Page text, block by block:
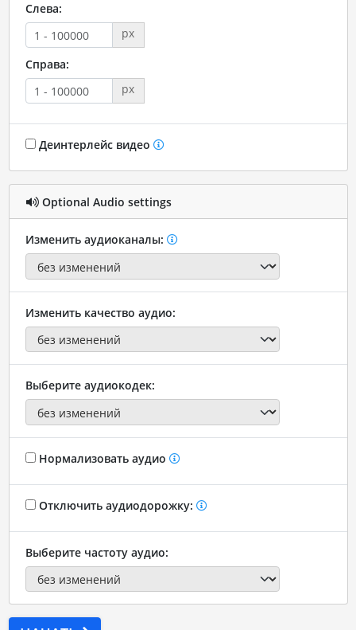
Слева:
px
Справа:
px
Деинтерлейс видео
Optional Audio settings
Изменить аудиоканалы:
Изменить качество аудио:
Выберите аудиокодек:
Нормализовать аудио
Отключить аудиодорожку:
Выберите частоту аудио: